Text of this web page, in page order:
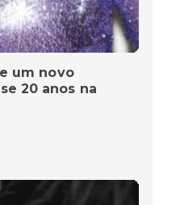
um novo
20 anos na